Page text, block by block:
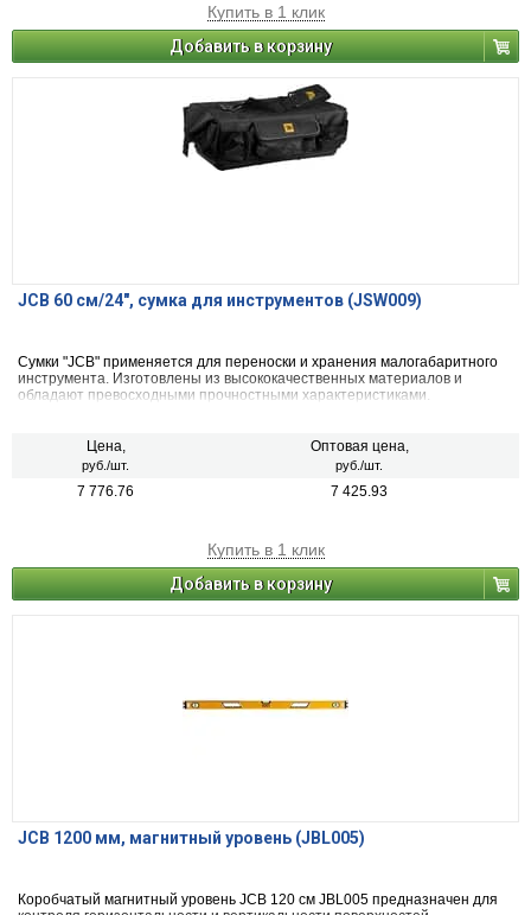
Купить в 1 клик
Добавить в корзину
JCB 60 см/24″, сумка для инструментов (JSW009)
Cумки "JCB" применяется для переноски и хранения малогабаритного
инструмента. Изготовлены из высококачественных материалов и
обладают превосходными прочностными характеристиками.
Цена,
руб./шт.
Оптовая цена,
руб./шт.
7 776.76 7 425.93
Купить в 1 клик
Добавить в корзину
JCB 1200 мм, магнитный уровень (JBL005)
Коробчатый магнитный уровень JCB 120 см JBL005 предназначен для